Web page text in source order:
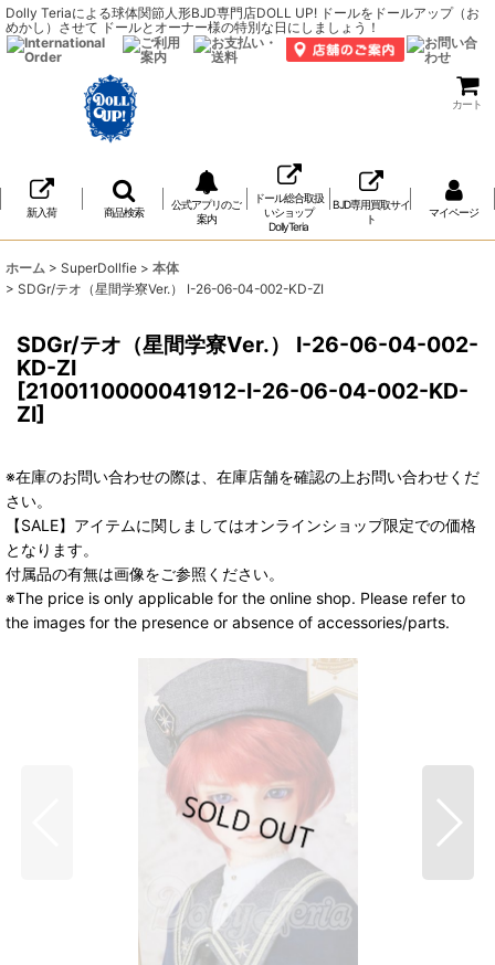
Dolly Teriaによる球体関節人形BJD専門店DOLL UP! ドールをドールアップ（お
めかし）させて ドールとオーナー様の特別な日にしましょう！
カート
新入荷 商品検索
公式アプリのご
案内
ドール総合取扱
いショップ
DollyTeria
BJD専用買取サイ
ト
マイページ
ホーム > SuperDollfie > 本体
> SDGr/テオ（星間学寮Ver.） I-26-06-04-002-KD-ZI
SDGr/テオ（星間学寮Ver.） I-26-06-04-002-
KD-ZI
[2100110000041912-I-26-06-04-002-KD-
ZI]
※在庫のお問い合わせの際は、在庫店舗を確認の上お問い合わせくだ
さい。
【SALE】アイテムに関しましてはオンラインショップ限定での価格
となります。
付属品の有無は画像をご参照ください。
※The price is only applicable for the online shop. Please refer to
the images for the presence or absence of accessories/parts.